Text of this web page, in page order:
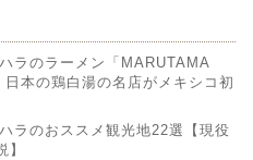
ラのラーメン「MARUTAMA
本の鶏白湯の名店がメキシコ初
ラのおススメ観光地22選【現役